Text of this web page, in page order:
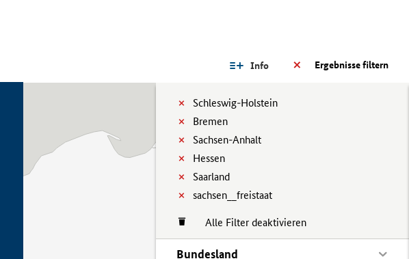
Ergebnisse filtern
Info
Schleswig-Holstein
Bremen
Sachsen-Anhalt
Hessen
Saarland
sachsen__freistaat
Alle Filter deaktivieren
Bundesland